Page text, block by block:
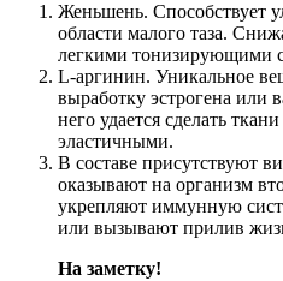
Женьшень. Способствует
области малого таза.
легкими тонизирующими
L-аргинин. Уникальное
выработку эстрогена или
него удается сделать
эластичными.
В составе присутствуют
оказывают на организм
укрепляют иммунную
или вызывают прилив
На заметку!